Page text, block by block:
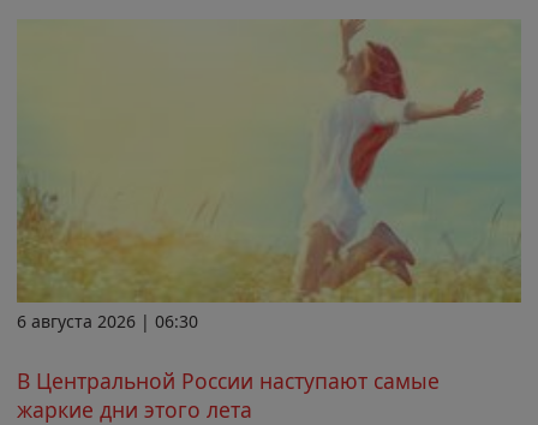
6 августа 2026 | 06:30
В Центральной России наступают самые
жаркие дни этого лета